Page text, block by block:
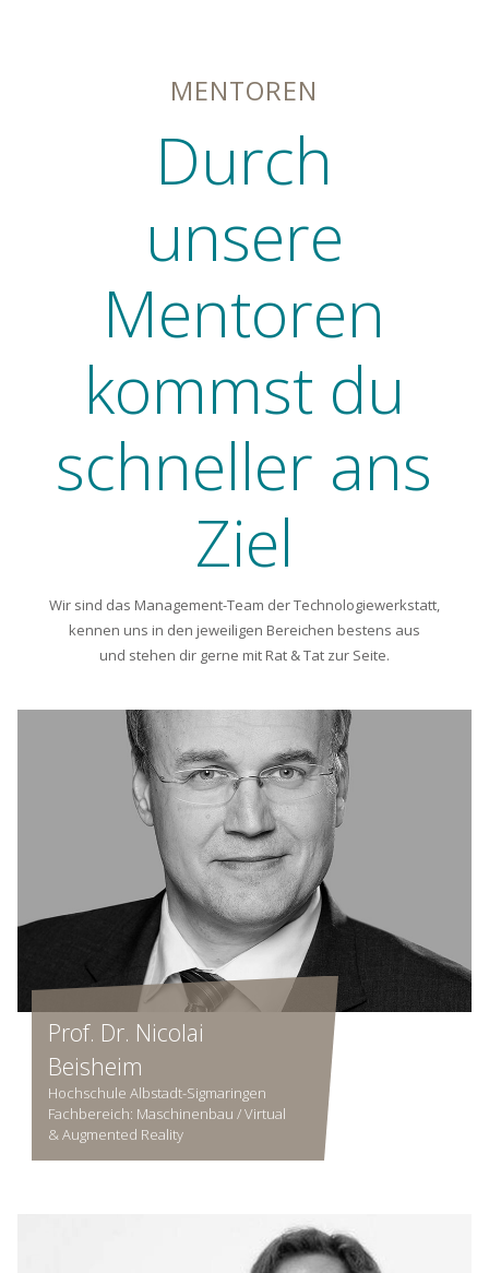
MENTOREN
Durch
unsere
Mentoren
kommst du
schneller ans
Ziel
Wir sind das Management-Team der Technologiewerkstatt,
kennen uns in den jeweiligen Bereichen bestens aus
und stehen dir gerne mit Rat & Tat zur Seite.
Prof. Dr. Nicolai
Beisheim
Hochschule Albstadt-Sigmaringen
Fachbereich: Maschinenbau / Virtual
& Augmented Reality